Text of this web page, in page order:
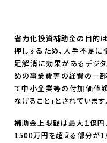
省力化投資補助金の目的
押しするため、人手不足
足解消に効果があるデジ
めの事業費等の経費の一
て中小企業等の付加価値
なげること」とされています。
補助金上限額は最大１億
1500万円を超える部分が1/